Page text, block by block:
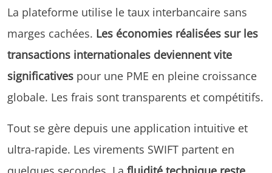
La plateforme utilise le taux interbancaire sans
marges cachées. Les économies réalisées sur les
transactions internationales deviennent vite
significatives pour une PME en pleine croissance
globale. Les frais sont transparents et compétitifs.
Tout se gère depuis une application intuitive et
ultra-rapide. Les virements SWIFT partent en